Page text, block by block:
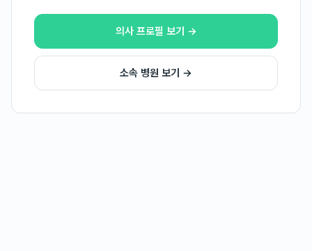
의사 프로필 보기 →
소속 병원 보기 →